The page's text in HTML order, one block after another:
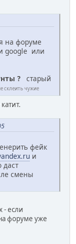
на форуме
google или
?
старый
склеить чужие
фейк
и
смены
- если
форуме уже